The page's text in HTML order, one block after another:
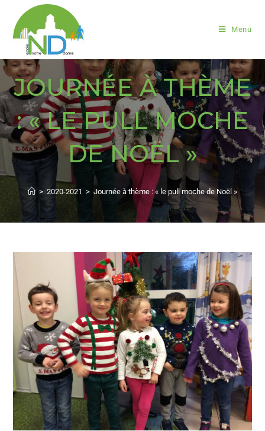
Menu
JOURNÉE À THÈME
: « LE PULL MOCHE
DE NOËL »
> 2020-2021 > Journée à thème : « le pull moche de Noël »